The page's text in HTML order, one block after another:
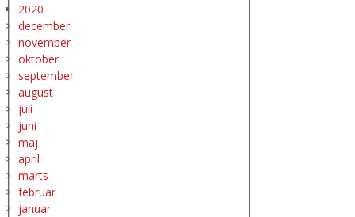
2020
december
november
oktober
september
august
juli
juni
maj
april
marts
februar
januar